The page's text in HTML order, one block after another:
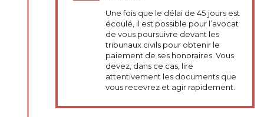
Une fois que le délai de 45 jours est
écoulé, il est possible pour l’avocat
de vous poursuivre devant les
tribunaux civils pour obtenir le
paiement de ses honoraires. Vous
devez, dans ce cas, lire
attentivement les documents que
vous recevrez et agir rapidement.